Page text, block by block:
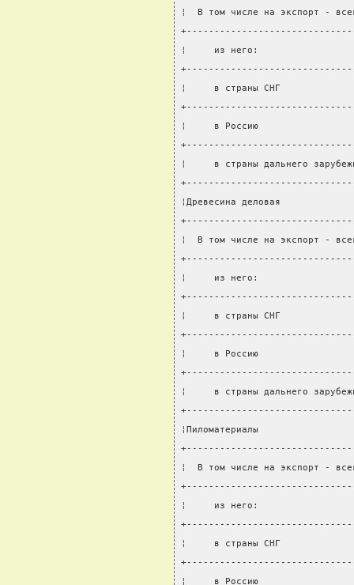
¦  В том числе на экспорт -
¦     из него:
¦     в страны СНГ
¦     в Россию
¦     в страны дальнего
¦Древесина деловая
¦  В том числе на экспорт -
¦     из него:
¦     в страны СНГ
¦     в Россию
¦     в страны дальнего
¦Пиломатериалы
¦  В том числе на экспорт
¦     из него:
¦     в страны СНГ
¦     в Россию